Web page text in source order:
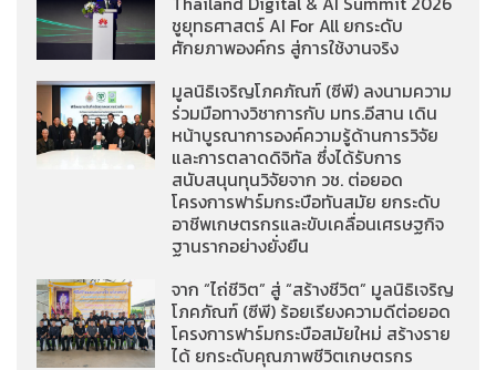
ชูยุทธศาสตร์ AI For All ยกระดับ
ศักยภาพองค์กร สู่การใช้งานจริง
มูลนิธิเจริญโภคภัณฑ์ (ซีพี) ลงนามความ
ร่วมมือทางวิชาการกับ มทร.อีสาน เดิน
หน้าบูรณาการองค์ความรู้ด้านการวิจัย
และการตลาดดิจิทัล ซึ่งได้รับการ
สนับสนุนทุนวิจัยจาก วช. ต่อยอด
โครงการฟาร์มกระบือทันสมัย ยกระดับ
อาชีพเกษตรกรและขับเคลื่อนเศรษฐกิจ
ฐานรากอย่างยั่งยืน
จาก “ไถ่ชีวิต” สู่ “สร้างชีวิต” มูลนิธิเจริญ
โภคภัณฑ์ (ซีพี) ร้อยเรียงความดีต่อยอด
โครงการฟาร์มกระบือสมัยใหม่ สร้างราย
ได้ ยกระดับคุณภาพชีวิตเกษตรกร